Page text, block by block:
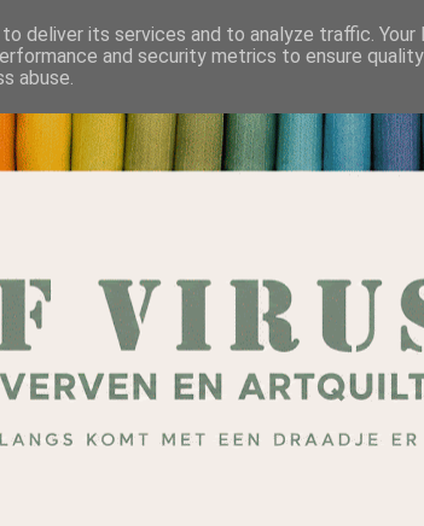
deliver its services and to analyze traffic. Your
and security metrics to ensure
abuse.